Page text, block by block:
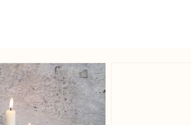
View larger image